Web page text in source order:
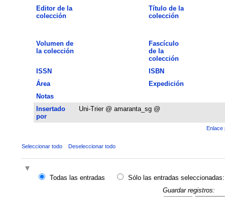
Editor de la
colección
Título de la
colección
Volumen de
la colección
Fascículo
de la
colección
ISSN
ISBN
Área
Expedición
Notas
Insertado
por
Uni-Trier @ amaranta_sg @
Enlace
Seleccionar todo Deseleccionar todo
Todas las entradas
Sólo las entradas seleccionadas:
Guardar registros: